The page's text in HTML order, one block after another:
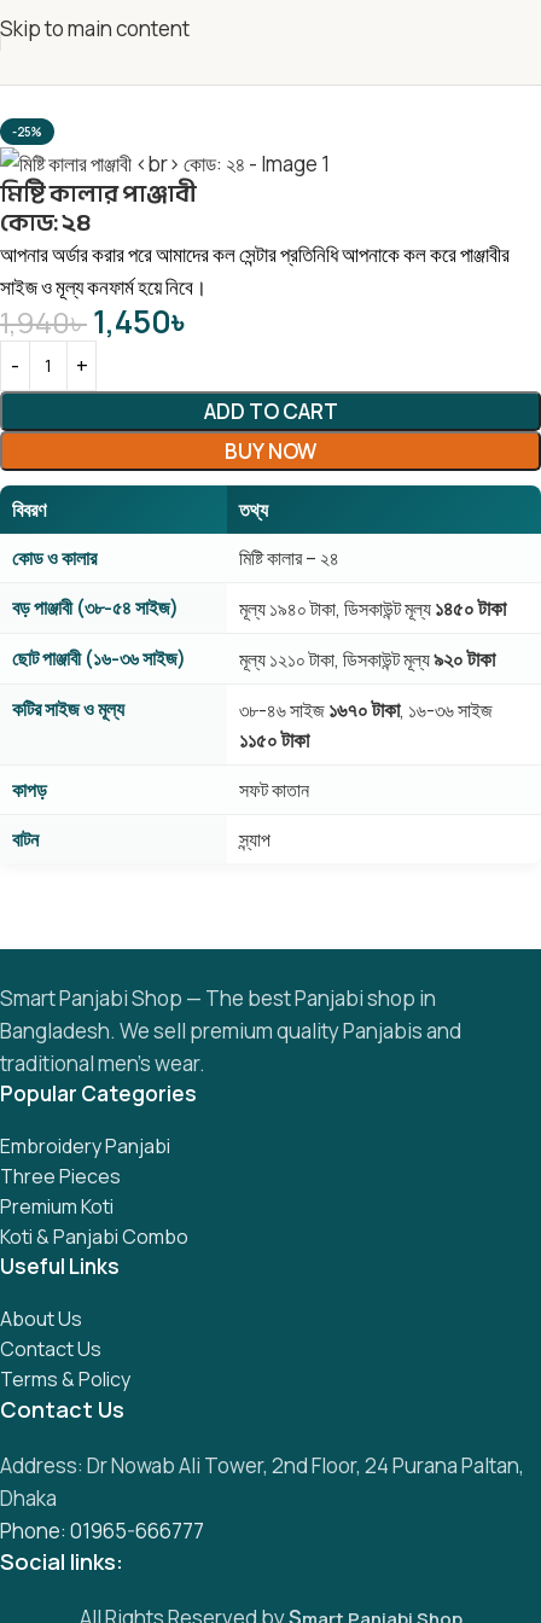
Skip to main content
-25%
মিষ্টি কালার পাঞ্জাবী
কোড: ২৪
আপনার অর্ডার করার পরে আমাদের কল সেন্টার প্রতিনিধি আপনাকে কল করে পাঞ্জাবীর
সাইজ ও মূল্য কনফার্ম হয়ে নিবে।
1,940৳1,450৳
ADD TO CART
BUY NOW
বিবরণ
তথ্য
কোড ও কালার
মিষ্টি কালার – ২৪
বড় পাঞ্জাবী (৩৮-৫৪ সাইজ)
মূল্য ১৯৪০ টাকা, ডিসকাউন্ট মূল্য১৪৫০ টাকা
ছোট পাঞ্জাবী (১৬-৩৬ সাইজ) মূল্য ১২১০ টাকা, ডিসকাউন্ট মূল্য৯২০ টাকা
কটির সাইজ ও মূল্য ৩৮-৪৬ সাইজ১৬৭০ টাকা, ১৬-৩৬ সাইজ
১১৫০ টাকা
কাপড়
সফট কাতান
বাটন
স্ন্যাপ
Smart Panjabi Shop — The best Panjabi shop in
Bangladesh. We sell premium quality Panjabis and
traditional men’s wear.
Popular Categories
Embroidery Panjabi
Three Pieces
Premium Koti
Koti & Panjabi Combo
Useful Links
About Us
Contact Us
Terms & Policy
Contact Us
Address: Dr Nowab Ali Tower, 2nd Floor, 24 Purana Paltan,
Dhaka
Phone: 01965-666777
Social links: